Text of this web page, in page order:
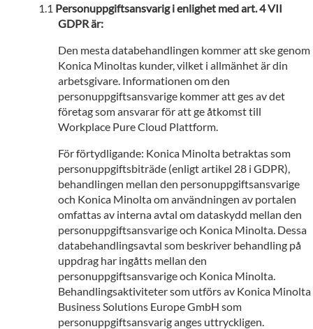
Personuppgiftsansvarig i enlighet med art. 4 VII
GDPR är:
Den mesta databehandlingen kommer att ske genom
Konica Minoltas kunder, vilket i allmänhet är din
arbetsgivare. Informationen om den
personuppgiftsansvarige kommer att ges av det
företag som ansvarar för att ge åtkomst till
Workplace Pure Cloud Plattform.
För förtydligande: Konica Minolta betraktas som
personuppgiftsbiträde (enligt artikel 28 i GDPR),
behandlingen mellan den personuppgiftsansvarige
och Konica Minolta om användningen av portalen
omfattas av interna avtal om dataskydd mellan den
personuppgiftsansvarige och Konica Minolta. Dessa
databehandlingsavtal som beskriver behandling på
uppdrag har ingåtts mellan den
personuppgiftsansvarige och Konica Minolta.
Behandlingsaktiviteter som utförs av Konica Minolta
Business Solutions Europe GmbH som
personuppgiftsansvarig anges uttryckligen.